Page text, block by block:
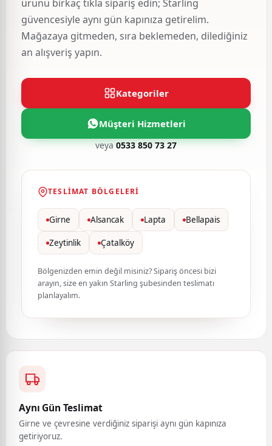
ürünü birkaç tıkla sipariş edin; Starling
güvencesiyle aynı gün kapınıza getirelim.
Mağazaya gitmeden, sıra beklemeden, dilediğiniz
an alışveriş yapın.
Kategoriler
Müşteri Hizmetleri
veya0533 850 73 27
TESLIMAT BÖLGELERI
Girne Alsancak Lapta Bellapais
Zeytinlik Çatalköy
Bölgenizden emin değil misiniz? Sipariş öncesi bizi
arayın, size en yakın Starling şubesinden teslimatı
planlayalım.
Aynı Gün Teslimat
Girne ve çevresine verdiğiniz siparişi aynı gün kapınıza
getiriyoruz.